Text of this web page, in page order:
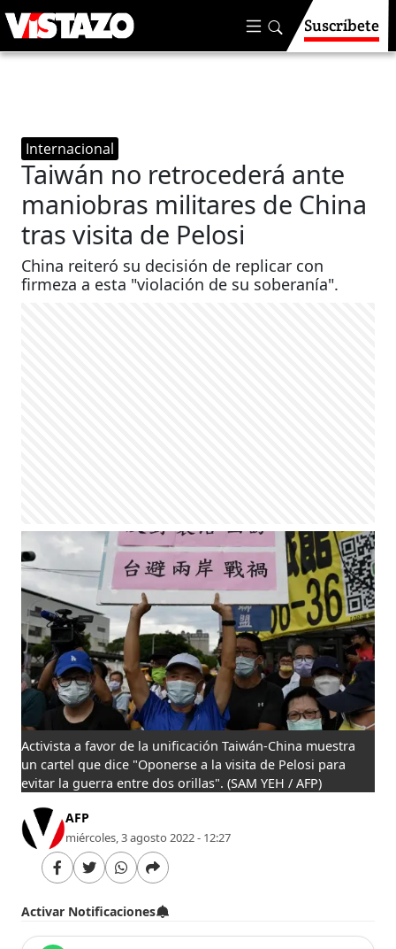
Suscríbete
Internacional
Taiwán no retrocederá ante
maniobras militares de China
tras visita de Pelosi
China reiteró su decisión de replicar con
firmeza a esta "violación de su soberanía".
Activista a favor de la unificación Taiwán-China muestra
un cartel que dice "Oponerse a la visita de Pelosi para
evitar la guerra entre dos orillas". (SAM YEH / AFP)
AFP
miércoles, 3 agosto 2022 - 12:27
Activar Notificaciones